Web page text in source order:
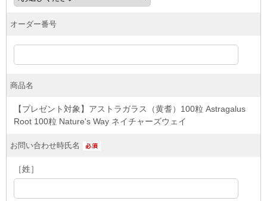
オーダー番号
商品名
【プレゼント対象】アストラガラス（黄耆）100粒 Astragalus
Root 100粒 Nature's Way ネイチャーズウェイ
お問い合わせ時氏名
［姓］